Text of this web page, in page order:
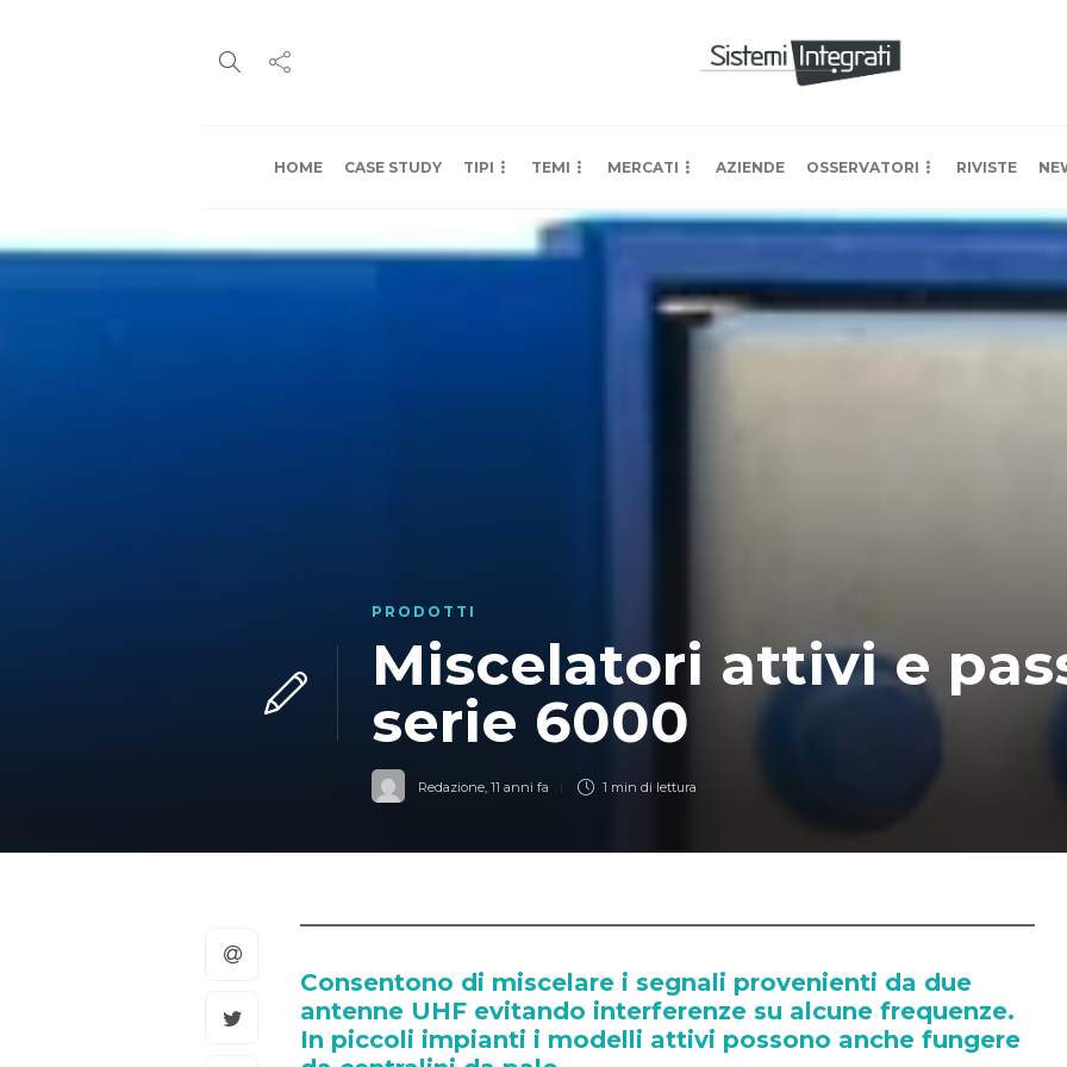
HOME CASE STUDY TIPI TEMI MERCATI AZIENDE OSSERVATORI RIVISTE
PRODOTTI
Miscelatori attivi e
serie 6000
Redazione, 11 anni fa 1 min di lettura
Consentono di miscelare i segnali provenienti da due
antenne UHF evitando interferenze su alcune frequenze.
In piccoli impianti i modelli attivi possono anche fungere